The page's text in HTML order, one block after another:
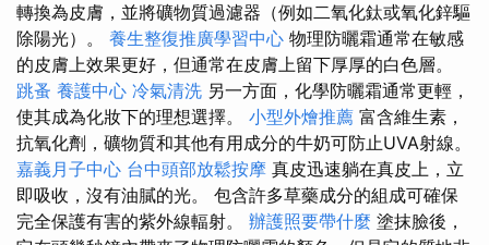
轉換為皮膚，並將礦物質過濾器（例如二氧化鈦或氧化鋅驅
除陽光）。 養生整復推廣學習中心 物理防曬霜通常在敏感
的皮膚上效果更好，但通常在皮膚上留下厚厚的白色層。
跳蚤 養護中心 冷氣清洗 另一方面，化學防曬霜通常更輕，
使其成為化妝下的理想選擇。 小型外燴推薦 富含維生素，
抗氧化劑，礦物質和其他有用成分的牛奶可防止UVA射線。
嘉義月子中心 台中頭部放鬆按摩 真皮迅速躺在真皮上，立
即吸收，沒有油膩的光。 包含許多草藥成分的組成可確保
完全保護有害的紫外線輻射。 辦護照要帶什麼 塗抹臉後，